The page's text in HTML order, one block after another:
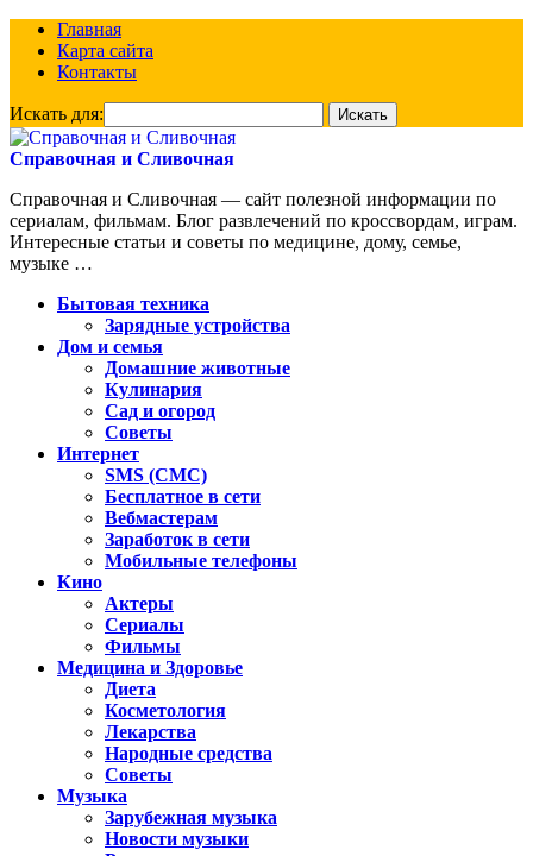
Главная
Карта сайта
Контакты
Искать для:
Справочная и Сливочная
Справочная и Сливочная — сайт полезной информации по
сериалам, фильмам. Блог развлечений по кроссвордам, играм.
Интересные статьи и советы по медицине, дому, семье,
музыке …
Бытовая техника
Зарядные устройства
Дом и семья
Домашние животные
Кулинария
Сад и огород
Советы
Интернет
SMS (СМС)
Бесплатное в сети
Вебмастерам
Заработок в сети
Мобильные телефоны
Кино
Актеры
Сериалы
Фильмы
Медицина и Здоровье
Диета
Косметология
Лекарства
Народные средства
Советы
Музыка
Зарубежная музыка
Новости музыки